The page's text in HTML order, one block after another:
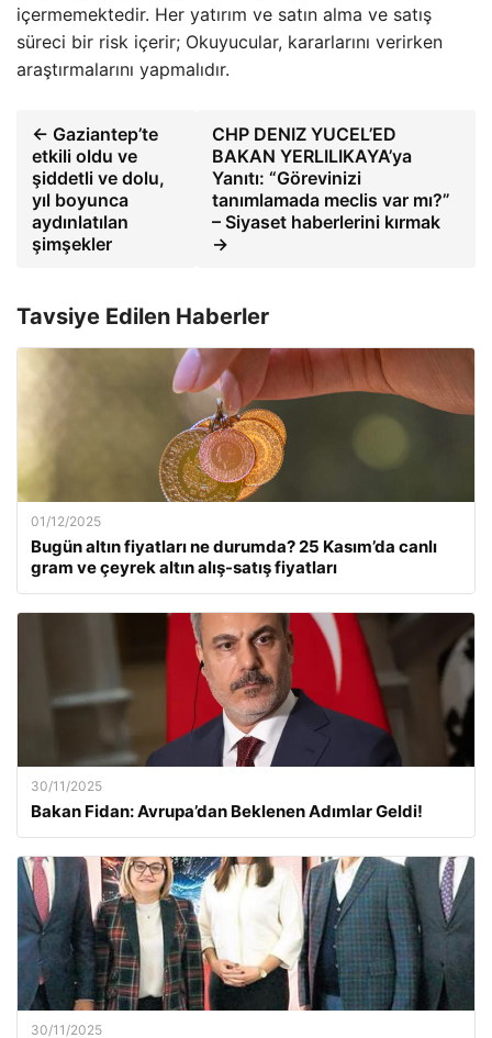
içermemektedir. Her yatırım ve satın alma ve satış
süreci bir risk içerir; Okuyucular, kararlarını verirken
araştırmalarını yapmalıdır.
← Gaziantep’te
etkili oldu ve
şiddetli ve dolu,
yıl boyunca
aydınlatılan
şimşekler
CHP DENIZ YUCEL’ED
BAKAN YERLILIKAYA’ya
Yanıtı: “Görevinizi
tanımlamada meclis var mı?”
– Siyaset haberlerini kırmak
→
Tavsiye Edilen Haberler
01/12/2025
Bugün altın fiyatları ne durumda? 25 Kasım’da canlı
gram ve çeyrek altın alış-satış fiyatları
30/11/2025
Bakan Fidan: Avrupa’dan Beklenen Adımlar Geldi!
30/11/2025